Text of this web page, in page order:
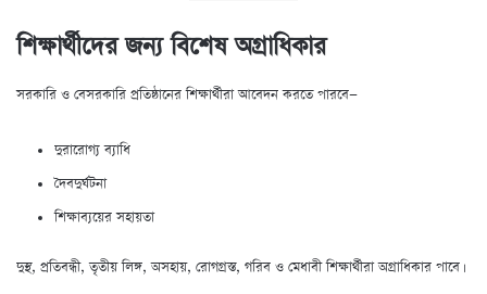
শিক্ষার্থীদের জন্য বিশেষ অগ্রাধিকার
সরকারি ও বেসরকারি প্রতিষ্ঠানের শিক্ষার্থীরা আবেদন করতে পারবে—
দুরারোগ্য ব্যাধি
দৈবদুর্ঘটনা
শিক্ষাব্যয়ের সহায়তা
দুস্থ, প্রতিবন্ধী, তৃতীয় লিঙ্গ, অসহায়, রোগগ্রস্ত, গরিব ও মেধাবী শিক্ষার্থীরা অগ্রাধিকার পাবে।